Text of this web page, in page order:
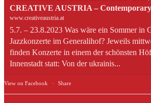
CREATIVE AUSTRIA –
www.creativeaustria.at
5.7. – 23.8.2023 Was wäre ein Sommer in
Jazzkonzerte im Generalihof? Jeweils
finden Konzerte in einem der schönsten
Innenstadt statt: Von der ukrainis...
View on Facebook · Share